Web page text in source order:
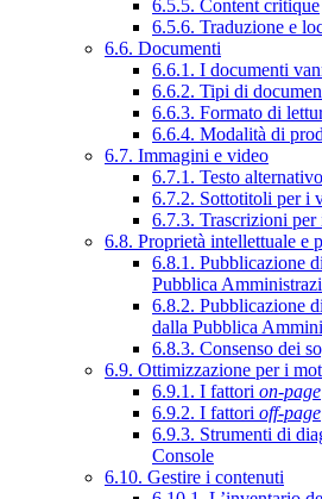
6.5.5. Content critique
6.5.6. Traduzione e
6.6. Documenti
6.6.1. I documenti
6.6.2. Tipi di
6.6.3. Formato di
6.6.4. Modalità di
6.7. Immagini e video
6.7.1. Testo
6.7.2. Sottotitoli per i
6.7.3. Trascrizioni per
6.8. Proprietà intellettuale e
6.8.1. Pubblicazione
Pubblica
6.8.2. Pubblicazione
dalla Pubblica
6.8.3. Consenso dei
6.9. Ottimizzazione per i
6.9.1. I fattori on-page
6.9.2. I fattori off-page
6.9.3. Strumenti di
Console
6.10. Gestire i contenuti